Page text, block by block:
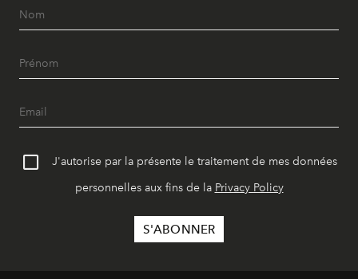
J'autorise par la présente le traitement de mes données
personnelles aux fins de la Privacy Policy